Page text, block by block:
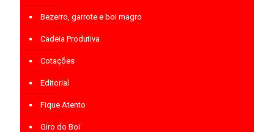
Bezerro, garrote e boi magro
Cadeia Produtiva
Cotações
Editorial
Fique Atento
Giro do Boi